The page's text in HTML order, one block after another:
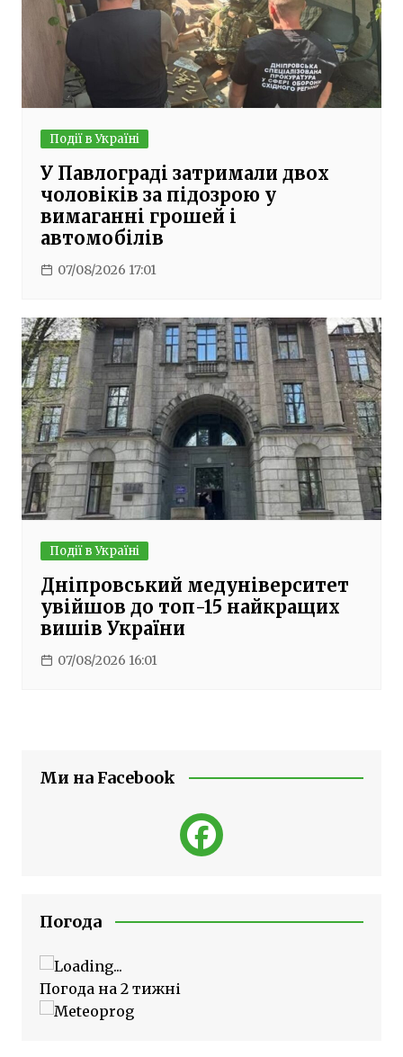
Події в Україні
У Павлограді затримали двох
чоловіків за підозрою у
вимаганні грошей і
автомобілів
07/08/2026 17:01
Події в Україні
Дніпровський медуніверситет
увійшов до топ-15 найкращих
вишів України
07/08/2026 16:01
Ми на Facebook
Погода
Погода на 2 тижні